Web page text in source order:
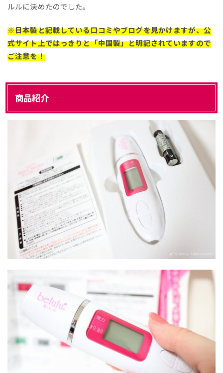
ルルに決めたのでした。
※日本製と記載している口コミやブログを見かけますが、公
式サイト上ではっきりと「中国製」と明記されていますので
ご注意を！
商品紹介